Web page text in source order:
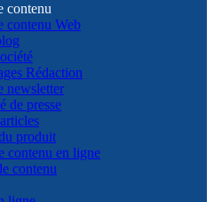
contenu
contenu Web
Rédaction
newsletter
de presse
produit
contenu en ligne
contenu